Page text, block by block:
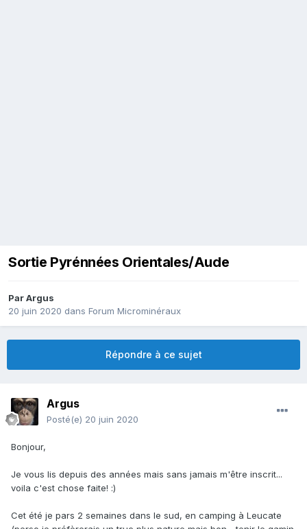
Sortie Pyrénnées Orientales/Aude
ParArgus
20 juin 2020 dans Forum Microminéraux
Répondre à ce sujet
Argus
Posté(e) 20 juin 2020
Bonjour,
Je vous lis depuis des années mais sans jamais m'être inscrit...
voila c'est chose faite! :)
Cet été je pars 2 semaines dans le sud, en camping à Leucate